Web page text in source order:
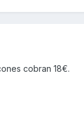
cobran 18€.